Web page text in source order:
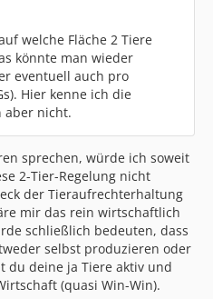
welche Fläche 2 Tiere
könnte man wieder
eventuell auch pro
Hier kenne ich die
aber nicht.
sprechen, würde ich soweit
2-Tier-Regelung nicht
der Tieraufrechterhaltung
mir das rein wirtschaftlich
schließlich bedeuten, dass
selbst produzieren oder
du deine ja Tiere aktiv und
(quasi Win-Win).